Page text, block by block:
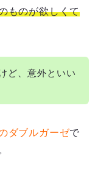
ものが欲しくて
ど、意外といい
ダブルガーゼで